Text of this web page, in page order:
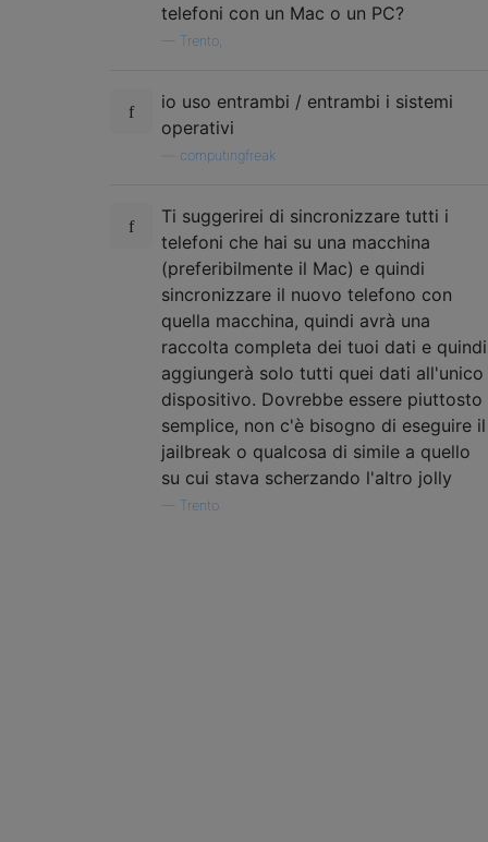
telefoni con un Mac o un PC?
Trento,
io uso entrambi / entrambi i sistemi
operativi
computingfreak
Ti suggerirei di sincronizzare tutti i
telefoni che hai su una macchina
(preferibilmente il Mac) e quindi
sincronizzare il nuovo telefono con
quella macchina, quindi avrà una
raccolta completa dei tuoi dati e quindi
aggiungerà solo tutti quei dati all'unico
dispositivo. Dovrebbe essere piuttosto
semplice, non c'è bisogno di eseguire il
jailbreak o qualcosa di simile a quello
su cui stava scherzando l'altro jolly
Trento